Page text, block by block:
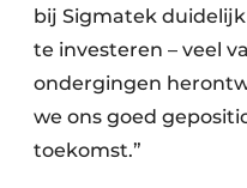
bij Sigmatek
te investeren – veel
ondergingen
we ons goed
toekomst.”